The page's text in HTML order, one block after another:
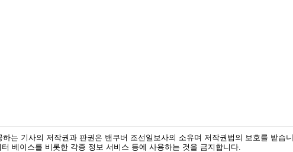
는 기사의 저작권과 판권은 밴쿠버 조선일보사의 소유며 저작권법의 보호를 받습니
베이스를 비롯한 각종 정보 서비스 등에 사용하는 것을 금지합니다.